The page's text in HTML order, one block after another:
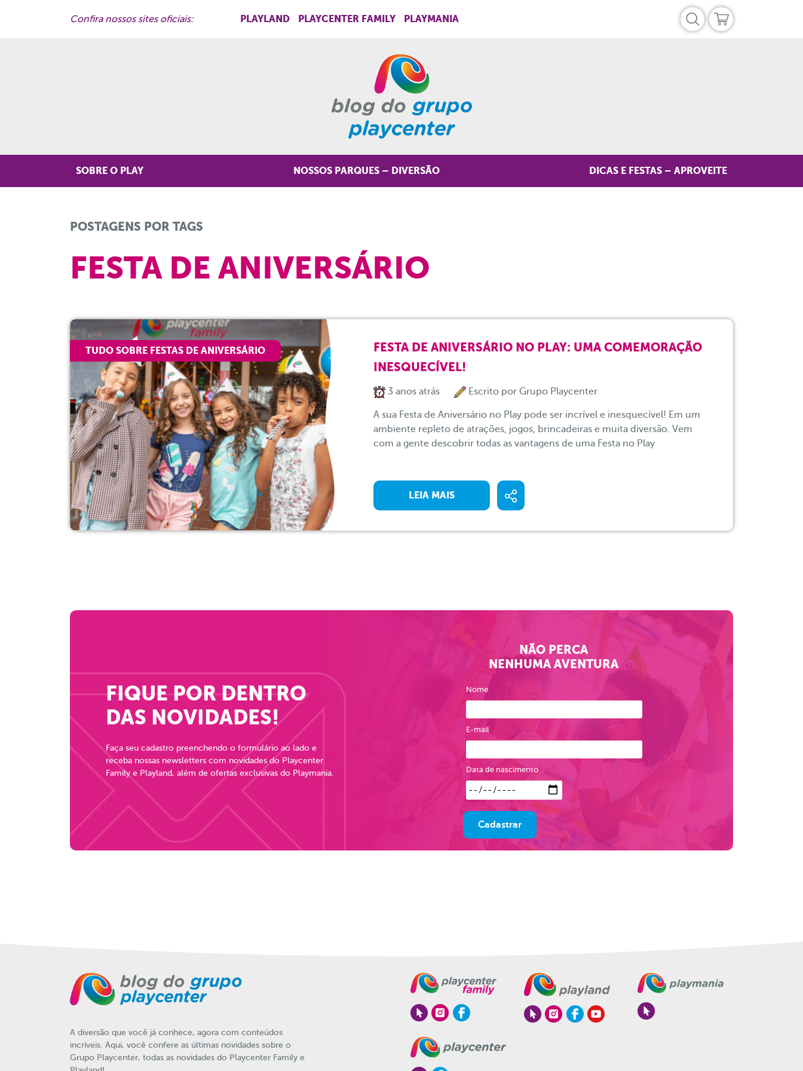
Confira nossos sites oficiais: PLAYLAND PLAYCENTER FAMILY PLAYMANIA
SOBRE O PLAY NOSSOS PARQUES – DIVERSÃO DICAS E FESTAS – APROVEITE
POSTAGENS POR TAGS
FESTA DE ANIVERSÁRIO
TUDO SOBRE FESTAS DE ANIVERSÁRIO
FESTA DE ANIVERSÁRIO NO PLAY: UMA COMEMORAÇÃO
INESQUECÍVEL!
3 anos atrás Escrito por Grupo Playcenter
A sua Festa de Aniversário no Play pode ser incrível e inesquecível! Em um
ambiente repleto de atrações, jogos, brincadeiras e muita diversão. Vem
com a gente descobrir todas as vantagens de uma Festa no Play
LEIA MAIS
FIQUE POR DENTRO
DAS NOVIDADES!
Faça seu cadastro preenchendo o formulário ao lado e
receba nossas newsletters com novidades do Playcenter
Family e Playland, além de ofertas exclusivas do Playmania.
NÃO PERCA
NENHUMA AVENTURA
Nome
E-mail
Data de nascimento
A diversão que você já conhece, agora com conteúdos
incríveis. Aqui, você confere as últimas novidades sobre o
Grupo Playcenter, todas as novidades do Playcenter Family e